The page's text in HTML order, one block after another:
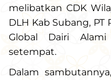
melibatkan CDK
DLH Kab Subang, PT
Global Dairi
setempat.
Dalam